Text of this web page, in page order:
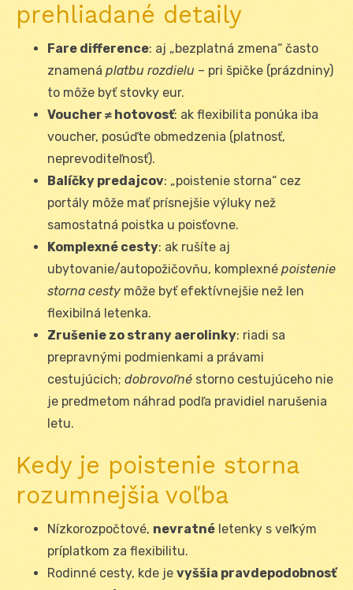
prehliadané detaily
Fare difference: aj „bezplatná zmena“ často
znamená platbu rozdielu – pri špičke (prázdniny)
to môže byť stovky eur.
Voucher ≠ hotovosť: ak flexibilita ponúka iba
voucher, posúďte obmedzenia (platnosť,
neprevoditeľnosť).
Balíčky predajcov: „poistenie storna“ cez
portály môže mať prísnejšie výluky než
samostatná poistka u poisťovne.
Komplexné cesty: ak rušíte aj
ubytovanie/autopožičovňu, komplexné poistenie
storna cesty môže byť efektívnejšie než len
flexibilná letenka.
Zrušenie zo strany aerolinky: riadi sa
prepravnými podmienkami a právami
cestujúcich; dobrovoľné storno cestujúceho nie
je predmetom náhrad podľa pravidiel narušenia
letu.
Kedy je poistenie storna
rozumnejšia voľba
Nízkorozpočtové, nevratné letenky s veľkým
príplatkom za flexibilitu.
Rodinné cesty, kde je vyššia pravdepodobnosť